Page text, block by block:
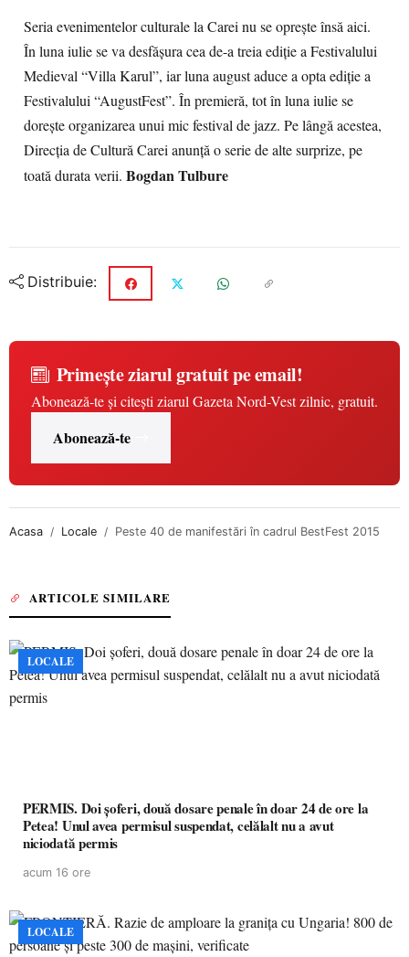
Seria evenimentelor culturale la Carei nu se oprește însă aici.
În luna iulie se va desfășura cea de-a treia ediție a Festivalului
Medieval “Villa Karul”, iar luna august aduce a opta ediție a
Festivalului “AugustFest”. În premieră, tot în luna iulie se
dorește organizarea unui mic festival de jazz. Pe lângă acestea,
Direcţia de Cultură Carei anunță o serie de alte surprize, pe
toată durata verii. Bogdan Tulbure
Distribuie:
Primește ziarul gratuit pe email!
Abonează-te și citești ziarul Gazeta Nord-Vest zilnic, gratuit.
Abonează-te
Acasa Locale Peste 40 de manifestări în cadrul BestFest 2015
ARTICOLE SIMILARE
LOCALE
PERMIS. Doi șoferi, două dosare penale în doar 24 de ore la
Petea! Unul avea permisul suspendat, celălalt nu a avut
niciodată permis
acum 16 ore
LOCALE